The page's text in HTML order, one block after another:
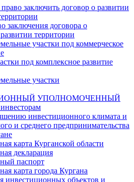
заключить договор о развитии
заключения договора о
территории
участки под коммерческое
под комплексное развитие
участки
УПОЛНОМОЧЕННЫЙ
инвестиционного климата и
и среднего предпринимательства
карта Курганской области
декларация
паспорт
карта города Кургана
инвестиционных объектов и